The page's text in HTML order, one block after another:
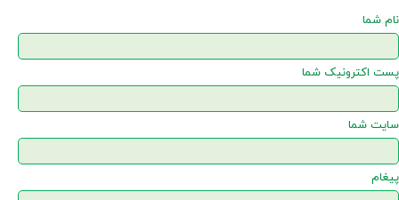
نام شما
پست اکترونیک شما
سایت شما
پیغام